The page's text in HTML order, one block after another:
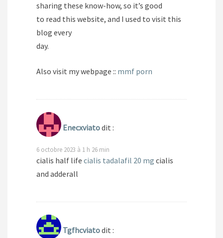
sharing these know-how, so it’s good
to read this website, and I used to visit this
blog every
day.
Also visit my webpage :: mmf porn
Enecxviatodit :
6 octobre 2023 à 1 h 26 min
cialis half life cialis tadalafil 20 mg cialis
and adderall
Tgfhcviatodit :